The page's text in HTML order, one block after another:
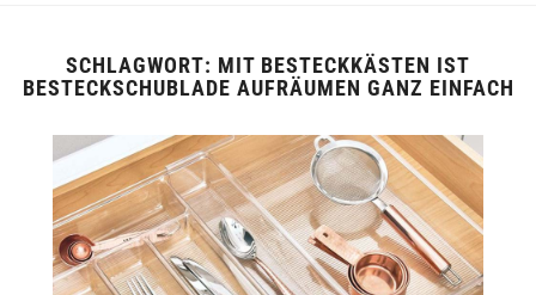
SCHLAGWORT: MIT BESTECKKÄSTEN IST
BESTECKSCHUBLADE AUFRÄUMEN GANZ EINFACH